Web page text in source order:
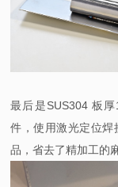
最后是SUS304 板
件，使用激光定位
品，省去了精加工的